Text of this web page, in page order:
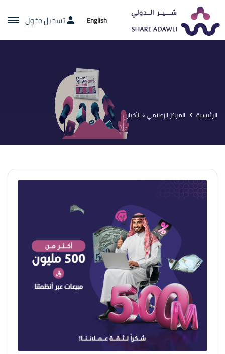
English تسجيل دخول
الرئيسية المركز الإعلامي » الأخبار